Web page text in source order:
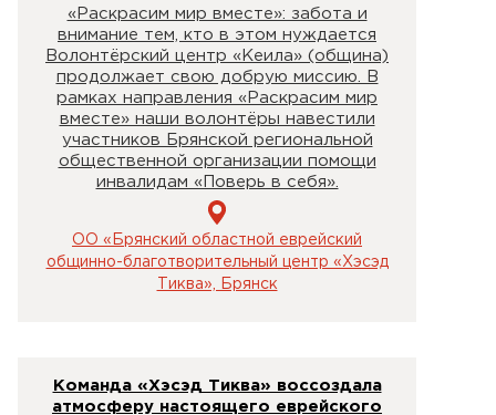
«Раскрасим мир вместе»: забота и
внимание тем, кто в этом нуждается
Волонтёрский центр «Кеила» (община)
продолжает свою добрую миссию. В
рамках направления «Раскрасим мир
вместе» наши волонтёры навестили
участников Брянской региональной
общественной организации помощи
инвалидам «Поверь в себя».
ОО «Брянский областной еврейский
общинно-благотворительный центр «Хэсэд
Тиква», Брянск
Команда «Хэсэд Тиква» воссоздала
атмосферу настоящего еврейского